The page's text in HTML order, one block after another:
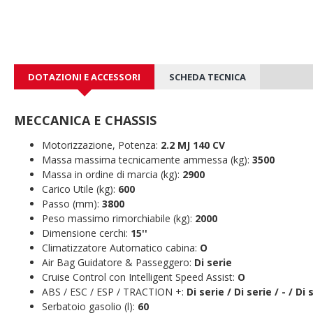
DOTAZIONI E ACCESSORI SCHEDA TECNICA
MECCANICA E CHASSIS
Motorizzazione, Potenza: 2.2 MJ 140 CV
Massa massima tecnicamente ammessa (kg): 3500
Massa in ordine di marcia (kg): 2900
Carico Utile (kg): 600
Passo (mm): 3800
Peso massimo rimorchiabile (kg): 2000
Dimensione cerchi: 15''
Climatizzatore Automatico cabina: O
Air Bag Guidatore & Passeggero: Di serie
Cruise Control con Intelligent Speed Assist: O
ABS / ESC / ESP / TRACTION +: Di serie / Di serie / - / Di
Serbatoio gasolio (l): 60